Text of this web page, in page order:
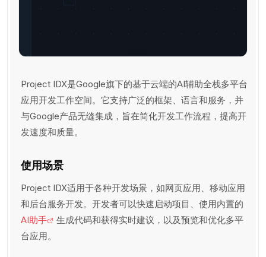
Project IDX是Google旗下的基于云端的AI辅助全栈多平台
应用开发工作空间。它支持广泛的框架、语言和服务，并
与Google产品无缝集成，旨在简化开发工作流程，提高开
发速度和质量。
使用场景
Project IDX适用于各种开发场景，如网页应用、移动应用
和后台服务开发。开发者可以快速启动项目、使用内置的
AI助手
生成代码和获得实时建议，以及预览和优化多平
台应用。